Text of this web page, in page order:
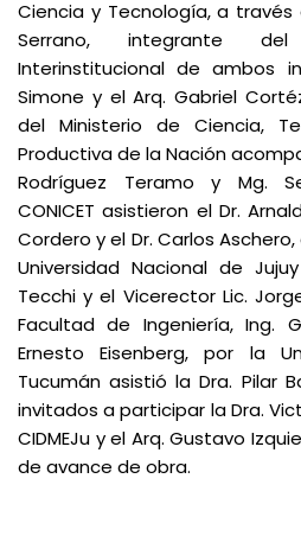
Ciencia y Tecnología, a través
Serrano, integrante
Interinstitucional de ambos
Simone y el Arq. Gabriel
del Ministerio de Ciencia,
Productiva de la Nación
Rodríguez Teramo y Mg.
CONICET asistieron el Dr.
Cordero y el Dr. Carlos
Universidad Nacional de
Tecchi y el Vicerector Lic.
Facultad de Ingeniería, Ing.
Ernesto Eisenberg, por la
Tucumán asistió la Dra. Pilar
invitados a participar la Dra.
CIDMEJu y el Arq. Gustavo
de avance de obra.